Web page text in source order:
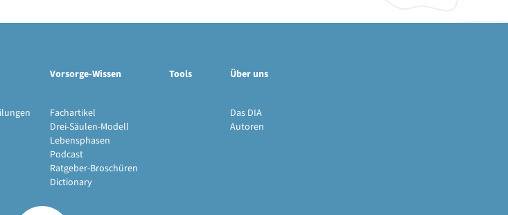
Vorsorge-Wissen
Fachartikel
Drei-Säulen-Modell
Lebensphasen
Podcast
Ratgeber-Broschüren
Dictionary
Tools Über uns
Das DIA
Autoren